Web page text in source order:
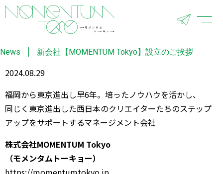
News 新会社【MOMENTUM Tokyo】設立のご挨拶
2024.08.29
福岡から東京進出し早6年。培ったノウハウを活かし、
同じく東京進出した西日本のクリエイターたちのステップ
アップをサポートするマネージメント会社
株式会社MOMENTUM Tokyo
（モメンタムトーキョー）